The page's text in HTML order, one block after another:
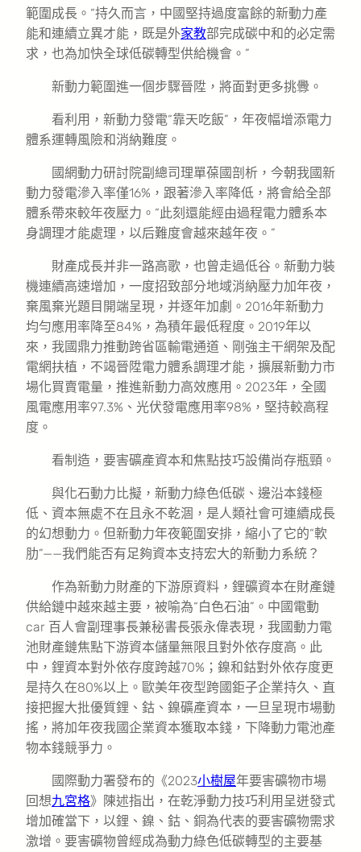
範圍成長。“持久而言，中國堅持過度富餘的新動力產
能和連續立異才能，既是外家教部完成碳中和的必定需
求，也為加快全球低碳轉型供給機會。”
新動力範圍進一個步驟晉陞，將面對更多挑釁。
看利用，新動力發電“靠天吃飯”，年夜幅增添電力
體系運轉風險和消納難度。
國網動力研討院副總司理單葆國剖析，今朝我國新
動力發電滲入率僅16%，跟著滲入率降低，將會給全部
體系帶來較年夜壓力。“此刻還能經由過程電力體系本
身調理才能處理，以后難度會越來越年夜。”
財產成長并非一路高歌，也曾走過低谷。新動力裝
機連續高速增加，一度招致部分地域消納壓力加年夜，
棄風棄光題目開端呈現，并逐年加劇。2016年新動力
均勻應用率降至84%，為積年最低程度。2019年以
來，我國鼎力推動跨省區輸電通道、剛強主干網架及配
電網扶植，不竭晉陞電力體系調理才能，擴展新動力市
場化買賣電量，推進新動力高效應用。2023年，全國
風電應用率97.3%、光伏發電應用率98%，堅持較高程
度。
看制造，要害礦產資本和焦點技巧設備尚存瓶頸。
與化石動力比擬，新動力綠色低碳、邊沿本錢極
低、資本無處不在且永不乾涸，是人類社會可連續成長
的幻想動力。但新動力年夜範圍安排，縮小了它的“軟
肋”——我們能否有足夠資本支持宏大的新動力系統？
作為新動力財產的下游原資料，鋰礦資本在財產鏈
供給鏈中越來越主要，被喻為“白色石油”。中國電動
car 百人會副理事長兼秘書長張永偉表現，我國動力電
池財產鏈焦點下游資本儲量無限且對外依存度高。此
中，鋰資本對外依存度跨越70%；鎳和鈷對外依存度更
是持久在80%以上。歐美年夜型跨國鉅子企業持久、直
接把握大批優質鋰、鈷、鎳礦產資本，一旦呈現市場動
搖，將加年夜我國企業資本獲取本錢，下降動力電池產
物本錢競爭力。
國際動力署發布的《2023小樹屋年要害礦物市場
回想九宮格》陳述指出，在乾淨動力技巧利用呈迸發式
增加確當下，以鋰、鎳、鈷、銅為代表的要害礦物需求
激增。要害礦物曾經成為動力綠色低碳轉型的主要基